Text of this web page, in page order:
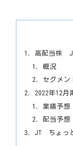
高配当株
概況
セグメン
2022年12
業績予想
配当予想
JT ちょっ